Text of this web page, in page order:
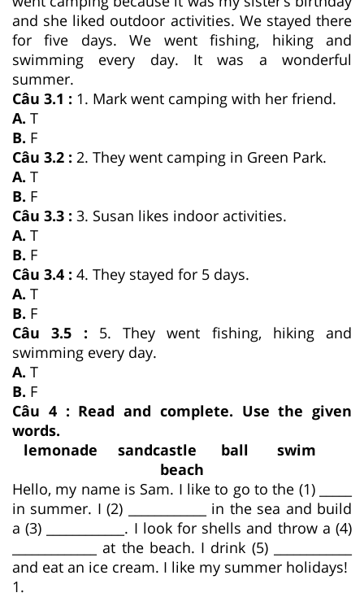
and she liked outdoor activities. We stayed there
for five days. We went fishing, hiking and
swimming every day. It was a wonderful
summer.
Câu 3.1 : 1. Mark went camping with her friend.
A. T
B. F
Câu 3.2 : 2. They went camping in Green Park.
A. T
B. F
Câu 3.3 : 3. Susan likes indoor activities.
A. T
B. F
Câu 3.4 : 4. They stayed for 5 days.
A. T
B. F
Câu 3.5 : 5. They went fishing, hiking and
swimming every day.
A. T
B. F
Câu 4 : Read and complete. Use the given
words.
lemonade sandcastle ball swim
beach
Hello, my name is Sam. I like to go to the (1) _____
in summer. I (2) ____________ in the sea and build
a (3) ____________. I look for shells and throw a (4)
_____________ at the beach. I drink (5) ____________
and eat an ice cream. I like my summer holidays!
1.